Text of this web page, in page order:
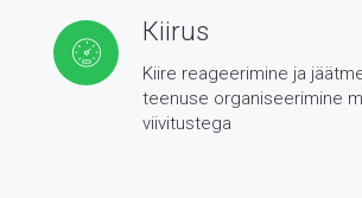
Кiirus
Kiire reageerimine ja
teenuse organiseerimine
viivitustega